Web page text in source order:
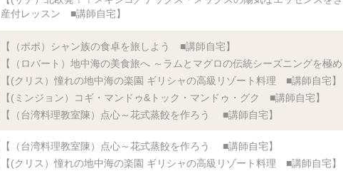
産付レッスン ■講師自宅】
【（ポポ）シャン族の食卓を旅しよう ■講師自宅】
【（ロバート）地中海の美食旅へ ～ラムとマグロの伝統シーズニングを極
【(クリス）憧れの地中海の楽園 ギリシャの高級リゾート料理 ■講師自宅】
【(ミンジョン）コギ・マンドゥ&トック・マンドゥ・グク ■講師自宅】
【（台湾料理教室陳）点心～花式蒸餃を作ろう ■講師自宅】
【（台湾料理教室陳）点心～花式蒸餃を作ろう ■講師自宅】
【(クリス）憧れの地中海の楽園 ギリシャの高級リゾート料理 ■講師自宅】